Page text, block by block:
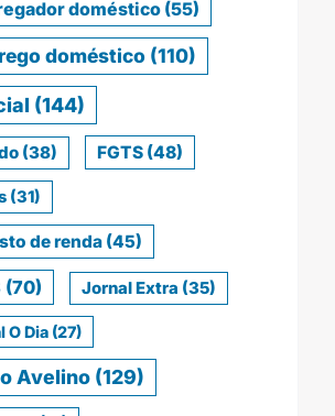
doméstico(55)
doméstico(110)
(144)
(38) FGTS(48)
(31)
de renda(45)
(70) Jornal Extra (35)
O Dia(27)
Avelino(129)